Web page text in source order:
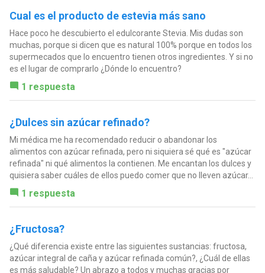
Cual es el producto de estevia más sano
Hace poco he descubierto el edulcorante Stevia. Mis dudas son
muchas, porque si dicen que es natural 100% porque en todos los
supermecados que lo encuentro tienen otros ingredientes. Y si no
es el lugar de comprarlo ¿Dónde lo encuentro?
1 respuesta
¿Dulces sin azúcar refinado?
Mi médica me ha recomendado reducir o abandonar los
alimentos con azúcar refinada, pero ni siquiera sé qué es "azúcar
refinada" ni qué alimentos la contienen. Me encantan los dulces y
quisiera saber cuáles de ellos puedo comer que no lleven azúcar...
1 respuesta
¿Fructosa?
¿Qué diferencia existe entre las siguientes sustancias: fructosa,
azúcar integral de caña y azúcar refinada común?, ¿Cuál de ellas
es más saludable? Un abrazo a todos y muchas gracias por